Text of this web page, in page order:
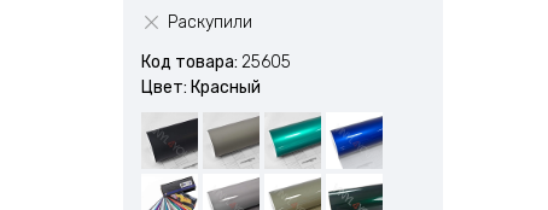
Раскупили
Код товара: 25605
Цвет: Красный